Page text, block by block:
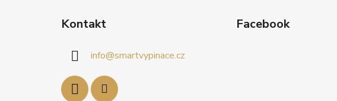
Kontakt
info@smartvypinace.cz
Facebook